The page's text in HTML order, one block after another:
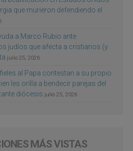
que murieron defendiendo el
a Marco Rubio ante
judíos que afecta a cristianos (y
julio 25, 2026
al Papa contestan a su propio
les orilla a bendecir parejas del
diócesis julio 25, 2026
MÁS VISTAS